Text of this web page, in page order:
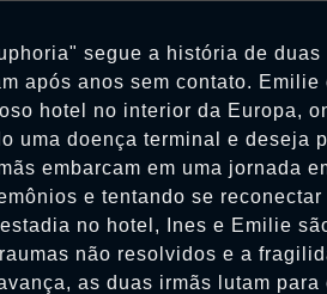
segue a história de
após anos sem contato.
hotel no interior da Europa,
uma doença terminal e deseja
embarcam em uma jornada
e tentando se
no hotel, Ines e Emilie
não resolvidos e a
as duas irmãs lutam para